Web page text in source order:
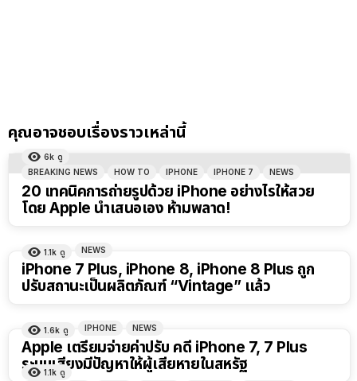
คุณอาจชอบเรื่องราวเหล่านี้
6k ดู
BREAKING NEWS
HOW TO IPHONE IPHONE 7 NEWS
20 เทคนิคการถ่ายรูปด้วย iPhone อย่างไรให้สวย
โดย Apple นำเสนอเอง ห้ามพลาด!
1.1k ดู NEWS
iPhone 7 Plus, iPhone 8, iPhone 8 Plus ถูก
ปรับสถานะเป็นผลิตภัณฑ์ “Vintage” แล้ว
1.6k ดู IPHONE NEWS
Apple เตรียมจ่ายค่าปรับ คดี iPhone 7, 7 Plus
ระบบเสียงมีปัญหาให้ผู้เสียหายในสหรัฐ
1.1k ดู